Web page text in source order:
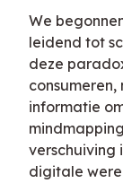
We
leidend tot
deze
informatie
verschuiving
digitale